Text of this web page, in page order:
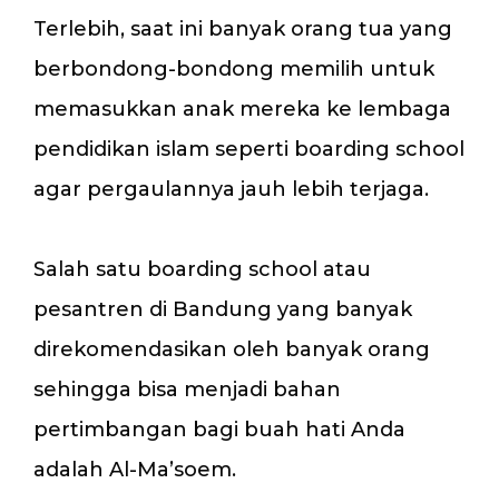
Terlebih, saat ini banyak orang tua yang
berbondong-bondong memilih untuk
memasukkan anak mereka ke lembaga
pendidikan islam seperti boarding school
agar pergaulannya jauh lebih terjaga.
Salah satu boarding school atau
pesantren di Bandung yang banyak
direkomendasikan oleh banyak orang
sehingga bisa menjadi bahan
pertimbangan bagi buah hati Anda
adalah Al-Ma’soem.